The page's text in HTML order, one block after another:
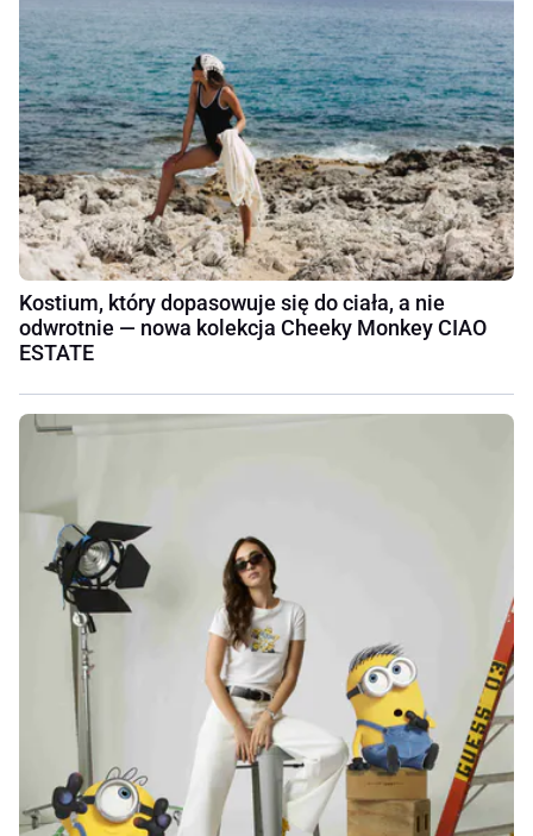
Kostium, który dopasowuje się do ciała, a nie
odwrotnie — nowa kolekcja Cheeky Monkey CIAO
ESTATE